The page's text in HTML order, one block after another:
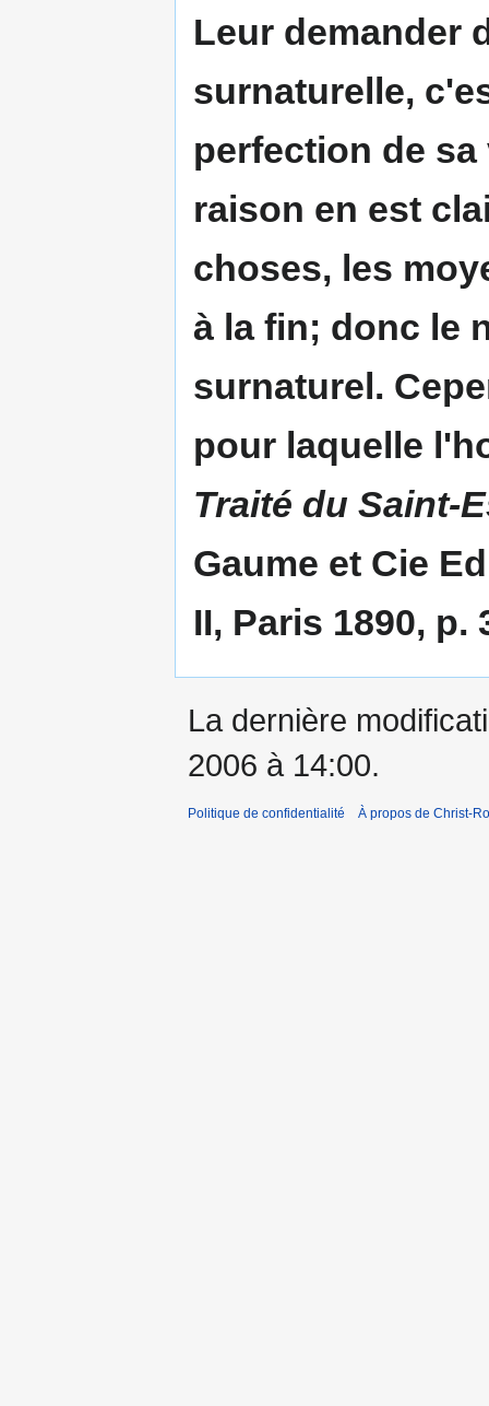
Leur demander
surnaturelle,
perfection de
raison en est
choses, les
à la fin; donc le
surnaturel.
pour laquelle
Traité du Saint-
Gaume et Cie
II, Paris 1890, p.
La dernière
2006 à 14:00.
Politique de confidentialité À propos de Christ-